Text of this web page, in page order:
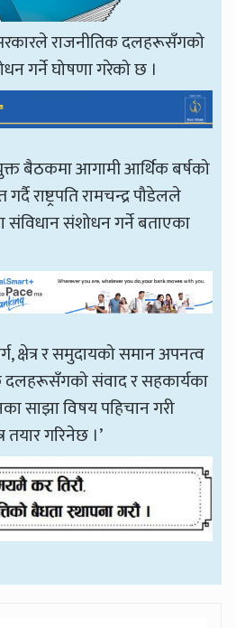
राजनीतिक दलहरूसँगको
गर्ने घोषणा गरेको छ ।
बैठकमा आगामी आर्थिक बर्षको
राष्ट्रपति रामचन्द्र पौडेलले
संशोधन गर्ने बताएका
क्षेत्र र समुदायको समान अपनत्व
दलहरूसँगको संवाद र सहकार्यका
साझा विषय पहिचान गरी
गरिनेछ ।’